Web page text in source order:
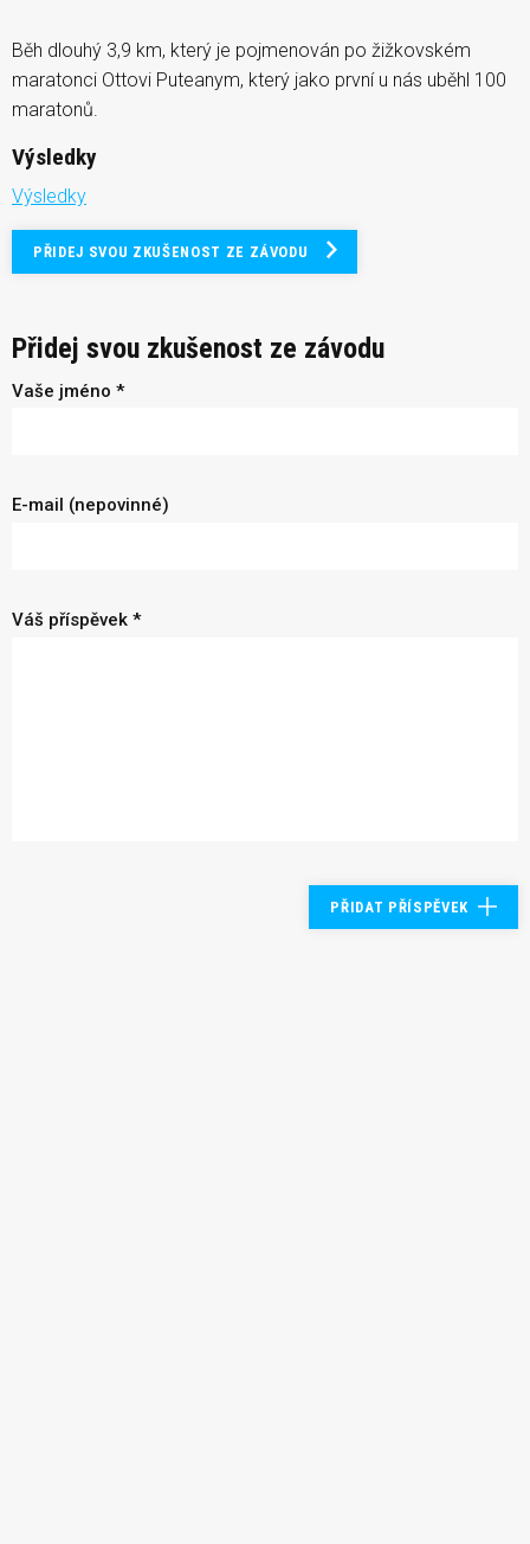
Běh dlouhý 3,9 km, který je pojmenován po žižkovském
maratonci Ottovi Puteanym, který jako první u nás uběhl 100
maratonů.
Výsledky
Výsledky
PŘIDEJ SVOU ZKUŠENOST ZE ZÁVODU
Přidej svou zkušenost ze závodu
Vaše jméno *
E-mail (nepovinné)
Váš příspěvek *
PŘIDAT PŘÍSPĚVEK